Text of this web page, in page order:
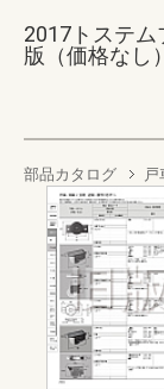
2017トステ
版（価格なし
部品カタログ 戸